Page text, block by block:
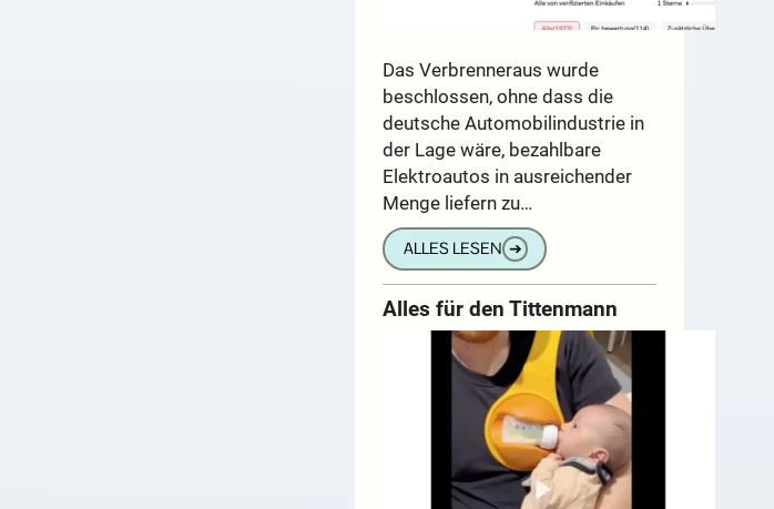
Das Verbrenneraus wurde
beschlossen, ohne dass die
deutsche Automobilindustrie in
der Lage wäre, bezahlbare
Elektroautos in ausreichender
Menge liefern zu…
ALLES LESEN ➔
Alles für den Tittenmann